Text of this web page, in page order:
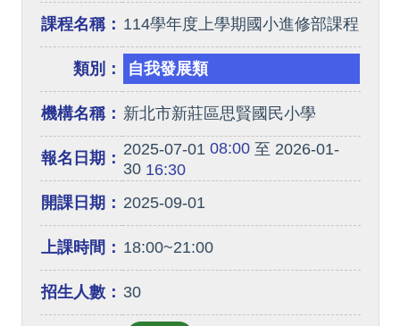
課程名稱： 114學年度上學期國小進修部課程
類別： 自我發展類
機構名稱： 新北市新莊區思賢國民小學
報名日期： 2025-07-01 08:00至 2026-01-
3016:30
開課日期： 2025-09-01
上課時間： 18:00~21:00
招生人數： 30